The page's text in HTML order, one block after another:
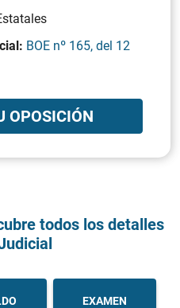
BOE nº 165, del 12
OPOSICIÓN
todos los detalles
EXAMEN